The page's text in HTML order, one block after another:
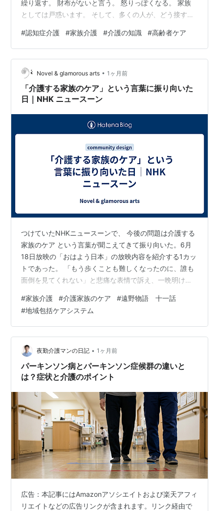
繰り返す。 財布がないと言う。 怒りっぽくなる。 家族
としては戸惑います。 そして、多くの人が、どう接すれ
対応では、良かれと思った接し方が、逆に混乱や不安を
強めてしまうことがあります。 老人ホームでも、対応ひ
とつで落ち着く方と、不穏（落ち着かなくなる状態）に
なる方の差を見かけます。 今回は、認知症対応で失敗し
やすい共通点を7つ整理します。 ■ 否定してしまう 認知
症対応で一番多い失敗が、否…
#認知症介護 #家族介護 #介護の知識 #高齢者ケア
Novel & glamorous arts • 1ヶ月前
「介護する家族のケア」という言葉に振り向いた
日｜NHK ニュースーン
つけていたNHKニュースーンで、 今後の問題は介護する
家族のケア という言葉が聞こえてきて振り向いた。6月
18日放映の「おはよう日本」の放映内容を紹介する1カッ
トであった。 「もう歩くことも難しくなったのに、誰も
面倒を見てくれない」と悲痛な表情で訴え、一晩明けた
ころはない、健康そのものと朗らかに語る。 記憶障害で
さっき喋ったことすら（ましてや昨晩語った内容など）
覚えていないので、矛盾したことを話している自覚はな
いのであろう。 周囲の非認知症者にとっては、それもま
た本人にとっての切実な真実として語られる言葉なのだ
と受け止め、笑って聞き流せればよい…
#家族介護 #介護家族のケア #遠野物語 十一話
#地域包括ケアシステム
夜勤介護マンの日記 • 1ヶ月前
パーキンソン病とパーキンソン症候群の違いと
は？症状と介護のポイント
広告：本記事にはAmazonアソシエイトおよび楽天アフィ
リエイトなどの広告リンクが含まれます。リンク経由で